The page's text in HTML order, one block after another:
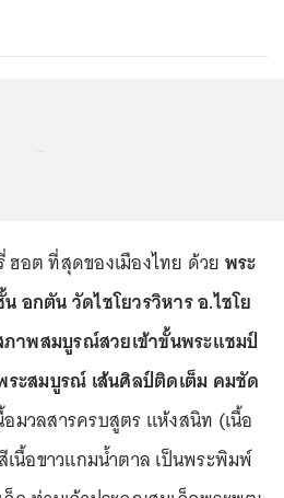
ฮอต ที่สุดของเมืองไทย ด้วย พระ
อกตัน วัดไชโยวรวิหาร อ.ไชโย
าพสมบูรณ์สวยเข้าขั้นพระแชมป์
ระสมบูรณ์ เส้นศิลป์ติดเต็ม คมชัด
อมวลสารครบสูตร แห้งสนิท (เนื้อ
นื้อขาวแกมน้ำตาล เป็นพระพิมพ์